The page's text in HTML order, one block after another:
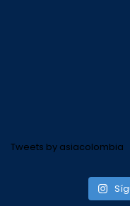
Tweets by asiacolombia